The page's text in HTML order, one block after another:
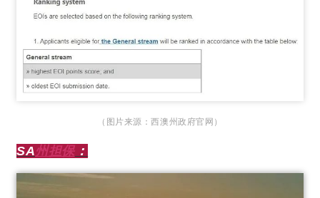
（图片来源：西澳州政府官网）
SA州担保：